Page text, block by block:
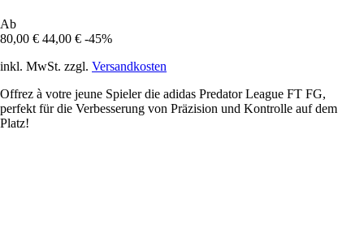
Ab
80,00 € 44,00 € -45%
inkl. MwSt. zzgl. Versandkosten
Offrez à votre jeune Spieler die adidas Predator League FT FG,
perfekt für die Verbesserung von Präzision und Kontrolle auf dem
Platz!